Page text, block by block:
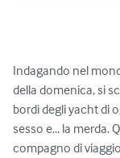
Indagando nel
della domenica, si
bordi degli yacht di
sesso e... la merda.
compagno di